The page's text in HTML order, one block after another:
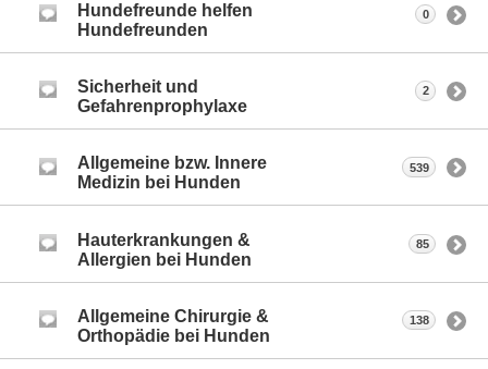
Hundefreunde helfen
Hundefreunden
0
Sicherheit und
Gefahrenprophylaxe
2
Allgemeine bzw. Innere
Medizin bei Hunden
539
Hauterkrankungen &
Allergien bei Hunden
85
Allgemeine Chirurgie &
Orthopädie bei Hunden
138